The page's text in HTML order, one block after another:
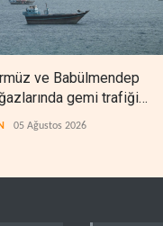
trafiği
koruyor
X'te